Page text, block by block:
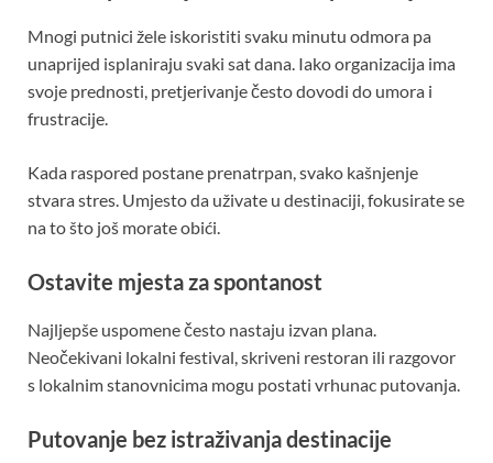
Mnogi putnici žele iskoristiti svaku minutu odmora pa
unaprijed isplaniraju svaki sat dana. Iako organizacija ima
svoje prednosti, pretjerivanje često dovodi do umora i
frustracije.
Kada raspored postane prenatrpan, svako kašnjenje
stvara stres. Umjesto da uživate u destinaciji, fokusirate se
na to što još morate obići.
Ostavite mjesta za spontanost
Najljepše uspomene često nastaju izvan plana.
Neočekivani lokalni festival, skriveni restoran ili razgovor
s lokalnim stanovnicima mogu postati vrhunac putovanja.
Putovanje bez istraživanja destinacije